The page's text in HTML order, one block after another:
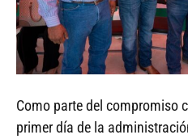
Como parte del compromiso
primer día de la